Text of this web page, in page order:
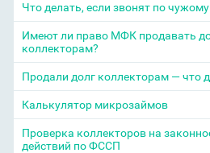
Что делать, если звонят по чужому
Имеют ли право МФК продавать
коллекторам?
Продали долг коллекторам — что
Калькулятор микрозаймов
Проверка коллекторов на
действий по ФССП